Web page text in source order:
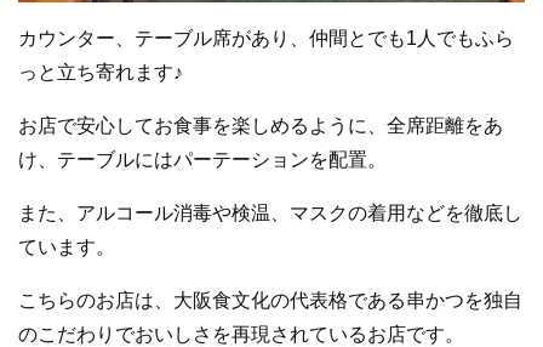
カウンター、テーブル席があり、仲間とでも1人でもふら
っと立ち寄れます♪
お店で安心してお食事を楽しめるように、全席距離をあ
け、 テーブルにはパーテーションを配置。
また、アルコール消毒や検温、マスクの着用などを徹底し
ています。
こちらのお店は、大阪食文化の代表格である串かつを独自
のこだわりでおいしさを再現されているお店です。